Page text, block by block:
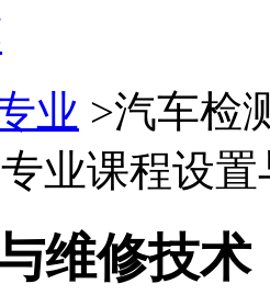
业 >汽车检
业课程设置
维修技